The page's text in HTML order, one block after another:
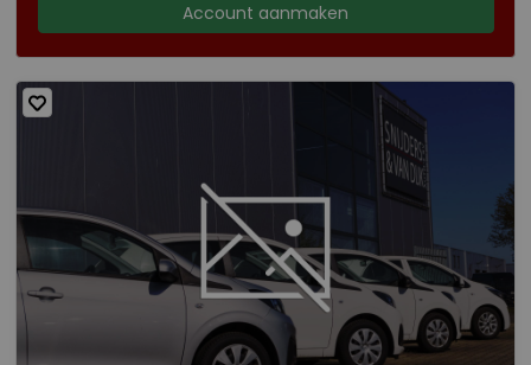
Account aanmaken